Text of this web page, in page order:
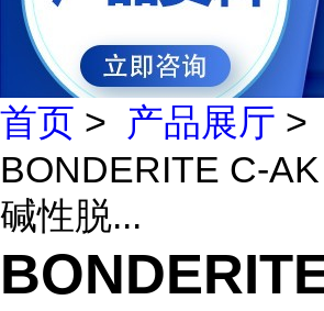
首页 > 产品展厅 >
BONDERITE C-
碱性脱...